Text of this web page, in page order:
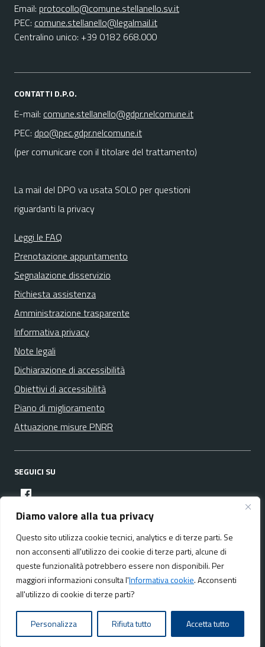
Diamo valore alla tua privacy
Questo sito utilizza cookie tecnici, analytics e di terze parti. Se
non acconsenti all'utilizzo dei cookie di terze parti, alcune di
queste funzionalità potrebbero essere non disponibili. Per
maggiori informazioni consulta l'Informativa cookie. Acconsenti
all'utilizzo di cookie di terze parti?
Personalizza Rifiuta tutto Accetta tutto
Email: protocollo@comune.stellanello.sv.it
PEC: comune.stellanello@legalmail.it
Centralino unico: +39 0182 668.000
CONTATTI D.P.O.
E-mail: comune.stellanello@gdpr.nelcomune.it
PEC: dpo@pec.gdpr.nelcomune.it
(per comunicare con il titolare del trattamento)
La mail del DPO va usata SOLO per questioni
riguardanti la privacy
Leggi le FAQ
Prenotazione appuntamento
Segnalazione disservizio
Richiesta assistenza
Amministrazione trasparente
Informativa privacy
Note legali
Dichiarazione di accessibilità
Obiettivi di accessibilità
Piano di miglioramento
Attuazione misure PNRR
SEGUICI SU
facebook
Media policy Mappa del sito
Realizzato da:NeMeA Sistemi Srl